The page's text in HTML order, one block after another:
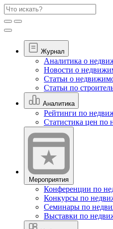
Журнал
Аналитика о
Новости о
Статьи о
Статьи по
Аналитика
Рейтинги по
Статистика цен по
Мероприятия
Конференции по
Конкурсы по
Семинары по
Выставки по